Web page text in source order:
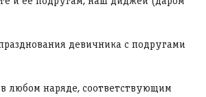
девичника с подругами
любом наряде, соответствующим